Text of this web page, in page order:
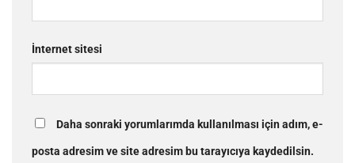
İnternet sitesi
Daha sonraki yorumlarımda kullanılması için adım, e-
posta adresim ve site adresim bu tarayıcıya kaydedilsin.